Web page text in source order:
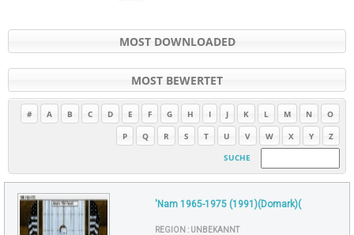
MOST DOWNLOADED
MOST BEWERTET
# A B C D E F G H I J K L M N
O
P
Q R S T U V W X Y
Z
SUCHE
'Nam 1965-1975 (1991)(Domark)(
REGION : UNBEKANNT